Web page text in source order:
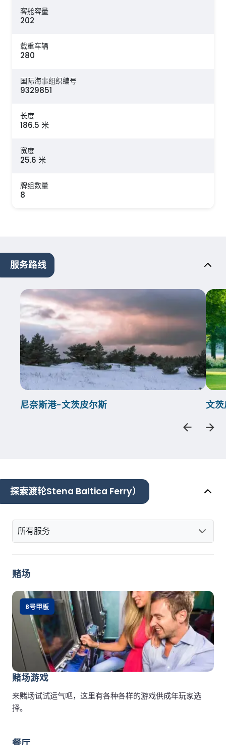
客舱容量
202
载重车辆
280
国际海事组织编号
9329851
长度
186.5 米
宽度
25.6 米
牌组数量
8
服务路线
尼奈斯港-文茨皮尔斯 文
探索渡轮Stena Baltica Ferry）
所有服务
赌场
赌场游戏
来赌场试试运气吧，这里有各种各样的游戏供成年玩家选
择。
8号甲板